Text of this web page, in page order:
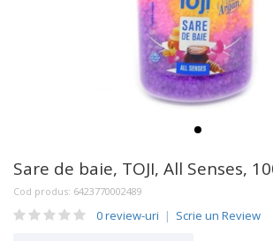
Sare de baie, TOJI, All Senses,
Cod produs: 6423770002489
0 review-uri | Scrie un Review